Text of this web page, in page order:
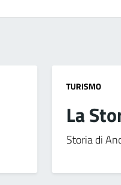
TURISMO
La
Storia di